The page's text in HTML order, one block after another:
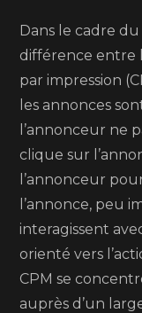
Dans le cadre
différence entre
par impression
les annonces
l’annonceur ne
clique sur
l’annonceur
l’annonce, peu
interagissent
orienté vers
CPM se
auprès d’un